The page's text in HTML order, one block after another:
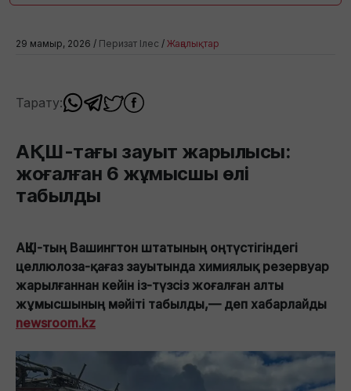
29 мамыр, 2026 / Перизат Ілес / Жаңалықтар
Тарату:
АҚШ-тағы зауыт жарылысы:
жоғалған 6 жұмысшы өлі
табылды
АҚШ-тың Вашингтон штатының оңтүстігіндегі
целлюлоза-қағаз зауытында химиялық резервуар
жарылғаннан кейін із-түзсіз жоғалған алты
жұмысшының мәйіті табылды,— деп хабарлайды
newsroom.kz